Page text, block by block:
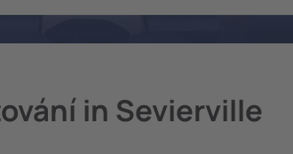
in Sevierville